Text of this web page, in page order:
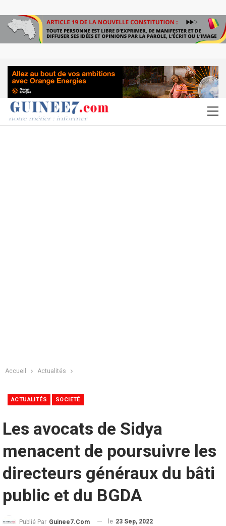
Accueil Actualités
ACTUALITÉS SOCIETÉ
Les avocats de Sidya
menacent de poursuivre les
directeurs généraux du bâti
public et du BGDA
Publié Par Guinee7.com le 23 Sep, 2022